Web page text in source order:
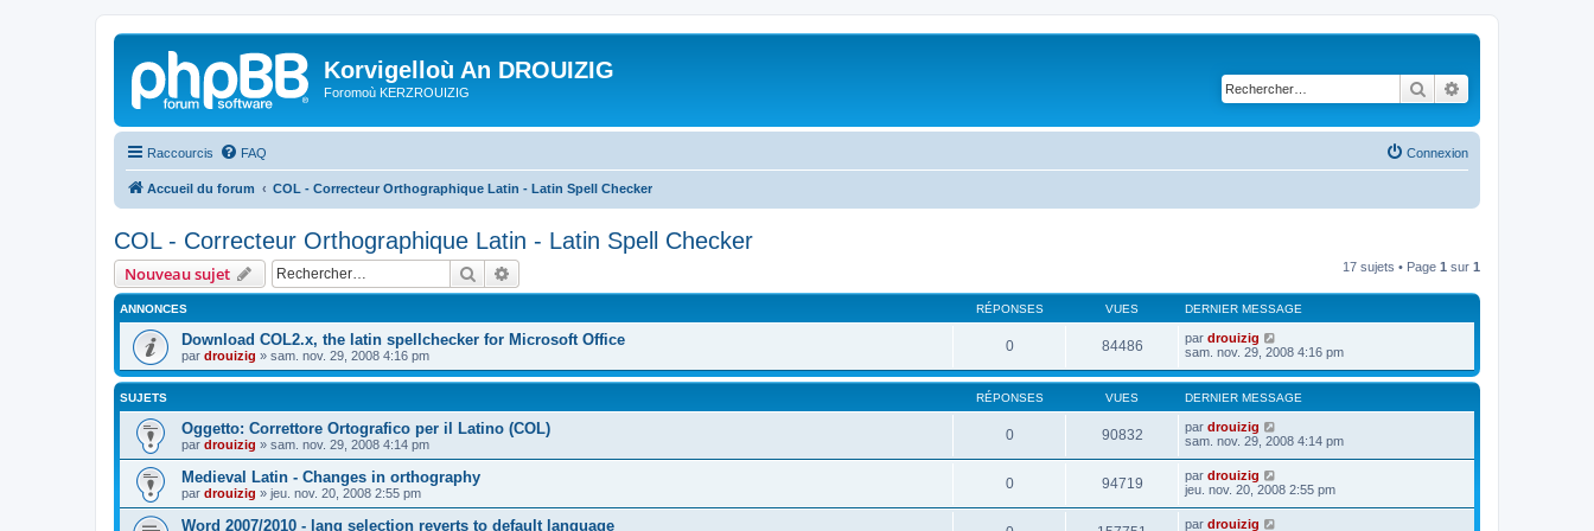
Korvigelloù An DROUIZIG
Foromoù KERZROUIZIG Rechercher
Raccourcis FAQ Connexion
Accueil du forum COL - Correcteur Orthographique Latin - Latin Spell Checker
COL - Correcteur Orthographique Latin - Latin Spell Checker
Nouveau sujet Rechercher 17 sujets • Page 1 sur 1
ANNONCES RÉPONSES VUES DERNIER MESSAGE
Download COL2.x, the latin spellchecker for Microsoft Office
par drouizig » sam. nov. 29, 2008 4:16 pm
0 84486 par drouizig
sam. nov. 29, 2008 4:16 pm
SUJETS RÉPONSES VUES DERNIER MESSAGE
Oggetto: Correttore Ortografico per il Latino (COL)
par drouizig » sam. nov. 29, 2008 4:14 pm
0 90832 par drouizig
sam. nov. 29, 2008 4:14 pm
Medieval Latin - Changes in orthography
par drouizig » jeu. nov. 20, 2008 2:55 pm
0 94719 par drouizig
jeu. nov. 20, 2008 2:55 pm
Word 2007/2010 - lang selection reverts to default language par drouizig